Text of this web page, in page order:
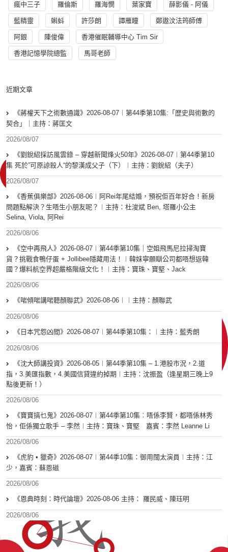
瘋中三子 羅倫斯 羅海憫 葉家寶 薛影儀 - 阿儀
藍精靈 蝌蚪 許莎朗 譚雁瞳 鄭遨汶法筠師傅
阿銀 陳俊偉 香港催眠輔導中心 Tim Sir
香港記憶學院總監 馬哥老師
近期文章
《蔣權天下之術數通識》2026-08-07︱第44季第10集:「歴史與術數的
契合」｜主持：蔣匡文
2026/08/07
《劉銳紹採訪風雲錄 – 穿越新聞烽火50年》2026-08-07︱第44季第10
集 死於”可原諒殺人“的黎漢成父子（下）︱主持：劉銳紹（夫子）
2026/08/07
《香蕉俱樂部》2026-08-06︱阿Rei年尾結婚，預祝佢百年好合！新房
問題點解決？生唔生小朋友呢？︱主持：杜浚斌 Ben, 塔羅小公主
Selina, Viola, 阿Rei
2026/08/06
《空中再飛人》2026-08-07︱第44季第10集｜空姐飛馬尼拉掃淘寶
貨？挑戰食鴨仔蛋 + Jollibee隱藏用法！︱韓妹寧願瞓公司都唔想返韓
國？爆料航空界超嚴格階級文化！︱主持：寶珠、寶堅、Jack
2026/08/06
《啱傾啱講啱聽顏聯武》2026-08-06︱︱主持：顏聯武
2026/08/06
《日本咒怨凶間》2026-08-07︱第44季第10集：︱主持：藍秀朗
2026/08/06
《沈大師講投資》2026-08-05︱第44季第10集 – 1.港股市況，2.道
指，3.美匯指數，4.美國信貸違約掉期︱主持：沈振盈（逢星期三晚上9
點後更新！）
2026/08/06
《寶寶搞乜鬼》2026-08-07︱第44季第10集︰唔係李賢，都唔係林秀
怡，佢係獨立歌手 – 李然︱主持：寶珠、寶堅 嘉賓：李然 Leanne Li
2026/08/06
《虎豹 • 獵奇》2026-08-07︱第44季10集：御用闊太演員︱主持：江
少，嘉賓：蘇恩磁
2026/08/06
《恩典時刻：時代論壇》2026-08-06 主持： 羅民威、陳珏明
2026/08/06